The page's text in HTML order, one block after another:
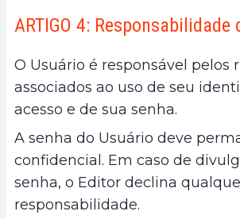
ARTIGO 4: Responsabilidade
O Usuário é responsável pelos
associados ao uso de seu
acesso e de sua senha.
A senha do Usuário deve
confidencial. Em caso de
senha, o Editor declina
responsabilidade.